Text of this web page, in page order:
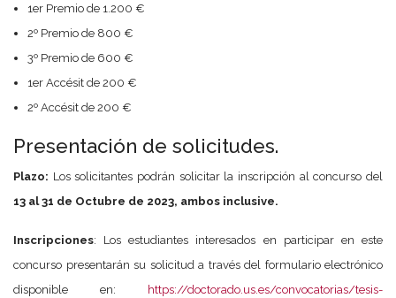
1er Premio de 1.200 €
2º Premio de 800 €
3º Premio de 600 €
1er Accésit de 200 €
2º Accésit de 200 €
Presentación de solicitudes.
Plazo: Los solicitantes podrán solicitar la inscripción al concurso del
13 al 31 de Octubre de 2023, ambos inclusive.
Inscripciones: Los estudiantes interesados en participar en este
concurso presentarán su solicitud a través del formulario electrónico
disponible en:
https://doctorado.us.es/convocatorias/tesis-